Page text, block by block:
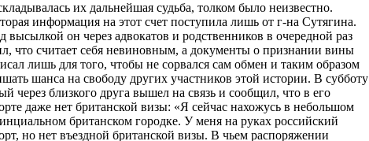
их дальнейшая судьба, толком было неизвестно.
информация на этот счет поступила лишь от г-на Сутягина.
высылкой он через адвокатов и родственников в очередной раз
что считает себя невиновным, а документы о признании вины
лишь для того, чтобы не сорвался сам обмен и таким образом
шанса на свободу других участников этой истории. В субботу
через близкого друга вышел на связь и сообщил, что в его
даже нет британской визы: «Я сейчас нахожусь в небольшом
британском городке. У меня на руках российский
но нет въездной британской визы. В чьем распоряжении